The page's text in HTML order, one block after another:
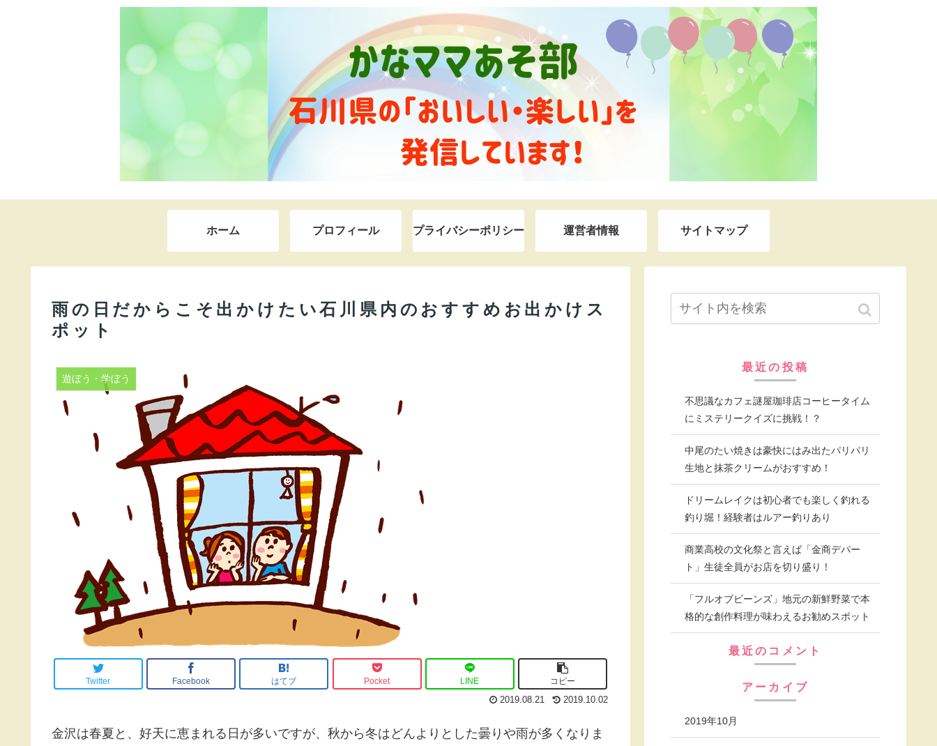
ホーム プロフィール プライバシーポリシー 運営者情報 サイトマップ
雨の日だからこそ出かけたい石川県内のおすすめお出かけス
ポット
遊ぼう・学ぼう
Twitter Facebook はてブ Pocket LINE
コピー
2019.10.02
2019.08.21
金沢は春夏と、好天に恵まれる日が多いですが、秋から冬はどんよりとした曇りや雨が多くなりま
最近の投稿
不思議なカフェ謎屋珈琲店コーヒータイム
にミステリークイズに挑戦！？
中尾のたい焼きは豪快にはみ出たパリパリ
生地と抹茶クリームがおすすめ！
ドリームレイクは初心者でも楽しく釣れる
釣り堀！経験者はルアー釣りあり
商業高校の文化祭と言えば「金商デパー
ト」生徒全員がお店を切り盛り！
「フルオブビーンズ」地元の新鮮野菜で本
格的な創作料理が味わえるお勧めスポット
最近のコメント
アーカイブ
2019年10月